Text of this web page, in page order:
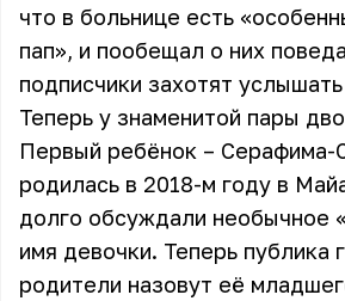
что в больнице есть
пап», и пообещал о них
подписчики захотят
Теперь у знаменитой пары
Первый ребёнок – Серафима-
родилась в 2018-м году в
долго обсуждали необычное
имя девочки. Теперь публика
родители назовут её